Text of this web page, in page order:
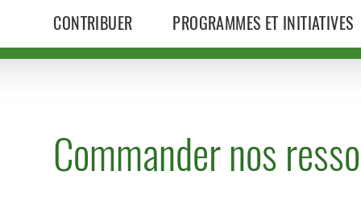
CONTRIBUER PROGRAMMES ET INITIATIVES
Commander nos